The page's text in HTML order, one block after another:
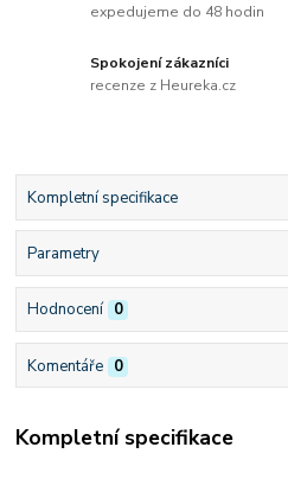
expedujeme do 48 hodin
Spokojení zákazníci
recenze z Heureka.cz
Kompletní specifikace
Parametry
Hodnocení 0
Komentáře 0
Kompletní specifikace